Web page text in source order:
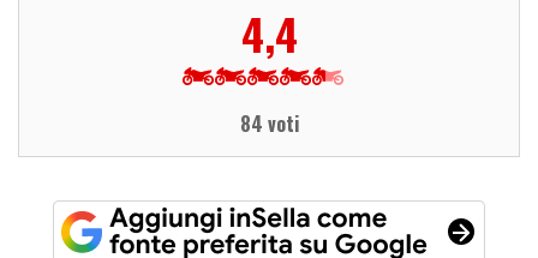
4,4
84 voti